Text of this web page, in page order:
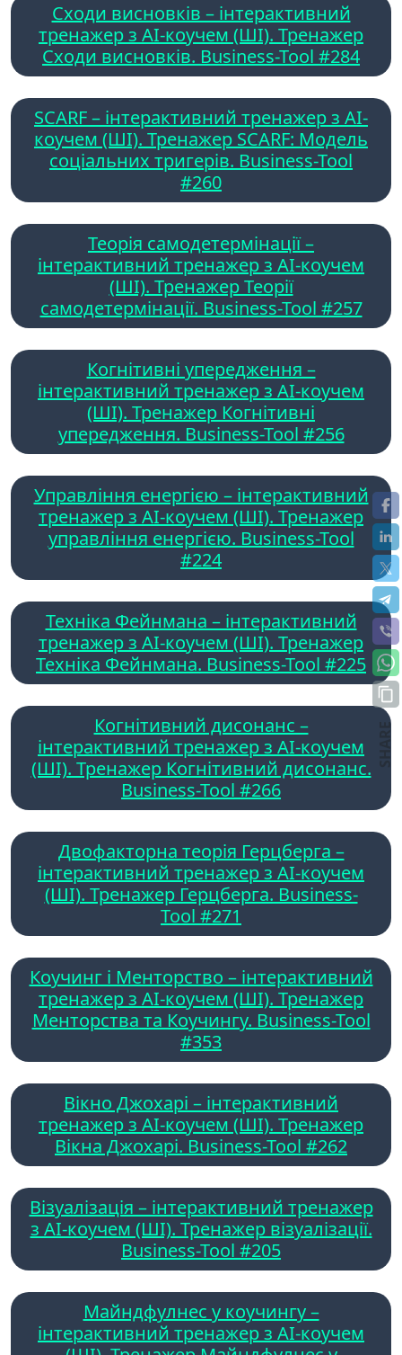
Сходи висновків – інтерактивний
тренажер з AI-коучем (ШІ). Тренажер
Сходи висновків. Business-Tool #284
SCARF – інтерактивний тренажер з AI-
коучем (ШІ). Тренажер SCARF: Модель
соціальних тригерів. Business-Tool
#260
Теорія самодетермінації –
інтерактивний тренажер з AI-коучем
(ШІ). Тренажер Теорії
самодетермінації. Business-Tool #257
Когнітивні упередження –
інтерактивний тренажер з AI-коучем
(ШІ). Тренажер Когнітивні
упередження. Business-Tool #256
Управління енергією – інтерактивний
тренажер з AI-коучем (ШІ). Тренажер
управління енергією. Business-Tool
#224
Техніка Фейнмана – інтерактивний
тренажер з AI-коучем (ШІ). Тренажер
Техніка Фейнмана. Business-Tool #225
Когнітивний дисонанс –
інтерактивний тренажер з AI-коучем
(ШІ). Тренажер Когнітивний дисонанс.
Business-Tool #266
Двофакторна теорія Герцберга –
інтерактивний тренажер з AI-коучем
(ШІ). Тренажер Герцберга. Business-
Tool #271
Коучинг і Менторство – інтерактивний
тренажер з AI-коучем (ШІ). Тренажер
Менторства та Коучингу. Business-Tool
#353
Вікно Джохарі – інтерактивний
тренажер з AI-коучем (ШІ). Тренажер
Вікна Джохарі. Business-Tool #262
Візуалізація – інтерактивний тренажер
з AI-коучем (ШІ). Тренажер візуалізації.
Business-Tool #205
Майндфулнес у коучингу –
інтерактивний тренажер з AI-коучем